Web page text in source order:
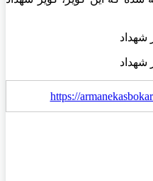
https://